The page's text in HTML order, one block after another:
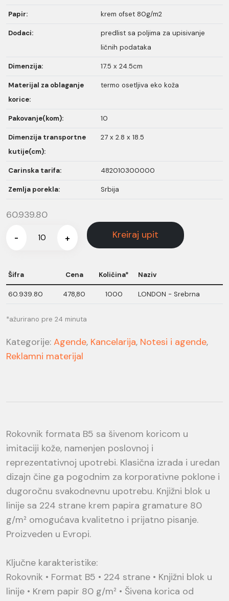
Papir: krem ofset 80g/m2
Dodaci:
predlist sa poljima za upisivanje
ličnih podataka
Dimenzija: 17.5 x 24.5cm
Materijal za oblaganje
korice:
termo osetljiva eko koža
Pakovanje(kom): 10
Dimenzija transportne
kutije(cm):
27 x 2.8 x 18.5
Carinska tarifa: 482010300000
Zemlja porekla: Srbija
60.939.80
- + Kreiraj upit
Šifra Cena Količina* Naziv
60.939.80 478,80 1000 LONDON - Srebrna
*ažurirano pre 24 minuta
Kategorije: Agende, Kancelarija, Notesi i agende,
Reklamni materijal
Rokovnik formata B5 sa šivenom koricom u
imitaciji kože, namenjen poslovnoj i
reprezentativnoj upotrebi. Klasična izrada i uredan
dizajn čine ga pogodnim za korporativne poklone i
dugoročnu svakodnevnu upotrebu. Knjižni blok u
linije sa 224 strane krem papira gramature 80
g/m² omogućava kvalitetno i prijatno pisanje.
Proizveden u Evropi.
Ključne karakteristike:
Rokovnik • Format B5 • 224 strane • Knjižni blok u
linije • Krem papir 80 g/m² • Šivena korica od